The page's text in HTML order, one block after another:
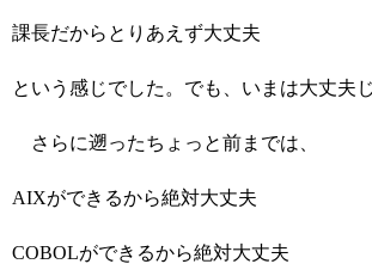
課長だからとりあえず大丈夫
という感じでした。でも、いまは大丈夫
さらに遡ったちょっと前までは、
AIXができるから絶対大丈夫
COBOLができるから絶対大丈夫